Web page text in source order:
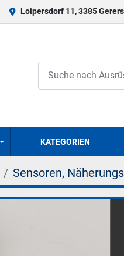
Loipersdorf 11, 3385
KATEGORIEN
Sensoren,